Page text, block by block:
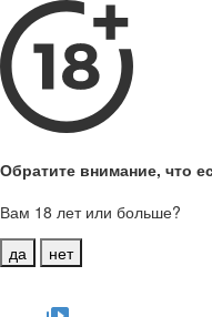
Обратите внимание, что
Вам 18 лет или больше?
да
нет